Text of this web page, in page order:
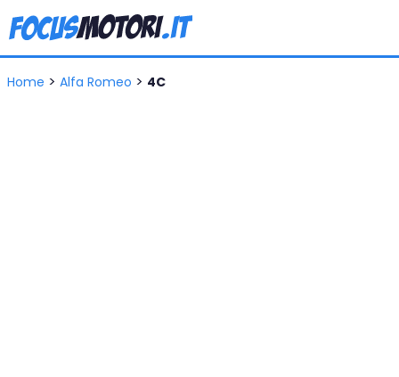
Home > Alfa Romeo > 4C